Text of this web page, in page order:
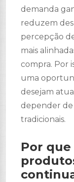
demanda
reduzem
percepção
mais
compra. Por
uma
desejam
depender
tradicionais.
Por